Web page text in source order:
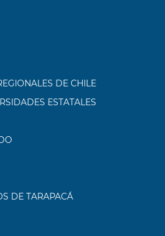
DE CHILE
ESTATALES
DE TARAPACÁ